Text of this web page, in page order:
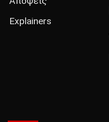
Explainers